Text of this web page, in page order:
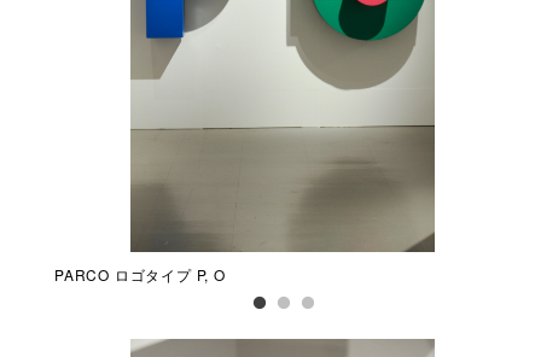
PARCO ロゴタイプ P, O